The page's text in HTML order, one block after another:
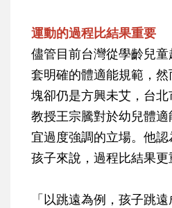
運動的過程比結果重要
儘管目前台灣從學齡兒
套明確的體適能規範，
塊卻仍是方興未艾，台
教授王宗騰對於幼兒體
宜過度強調的立場。他
孩子來說，過程比結果更
「以跳遠為例，孩子跳